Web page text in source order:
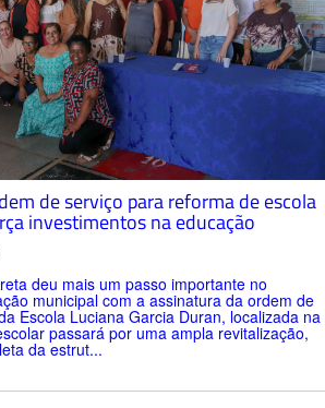
de serviço para reforma de escola
investimentos na educação
deu mais um passo importante no
municipal com a assinatura da ordem de
Escola Luciana Garcia Duran, localizada na
passará por uma ampla revitalização,
da estrut...